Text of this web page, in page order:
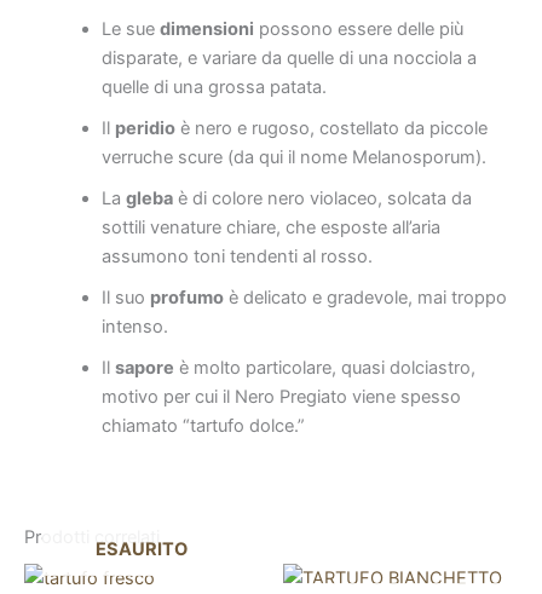
Le sue dimensioni possono essere delle più
disparate, e variare da quelle di una nocciola a
quelle di una grossa patata.
Il peridioè nero e rugoso, costellato da piccole
verruche scure (da qui il nome Melanosporum).
La glebaè di colore nero violaceo, solcata da
sottili venature chiare, che esposte all’aria
assumono toni tendenti al rosso.
Il suo profumoè delicato e gradevole, mai troppo
intenso.
Il sapore è molto particolare, quasi dolciastro,
motivo per cui il Nero Pregiato viene spesso
chiamato “tartufo dolce.”
Prodotti correlati
ESAURITO
Questo
Questo